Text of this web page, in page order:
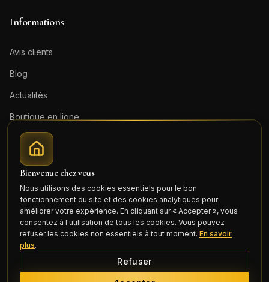
Informations
Avis clients
Blog
Actualités
Boutique en ligne
Contact
Mentions légales
Connexion
Bienvenue chez vous
Nous utilisons des cookies essentiels pour le bon
fonctionnement du site et des cookies analytiques pour
améliorer votre expérience. En cliquant sur « Accepter », vous
consentez à l'utilisation de tous les cookies. Vous pouvez
refuser les cookies non essentiels à tout moment. En savoir
plus.
Refuser